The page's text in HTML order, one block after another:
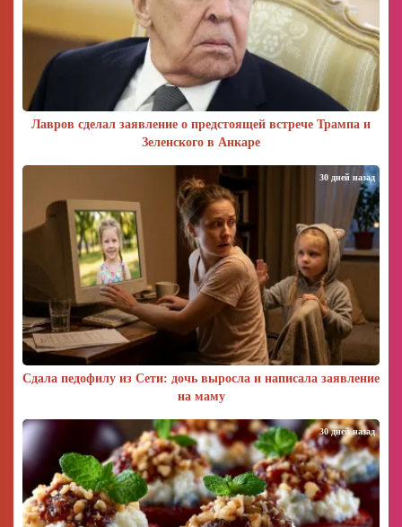
Лавров сделал заявление о предстоящей встрече Трампа и
Зеленского в Анкаре
Сдала педофилу из Сети: дочь выросла и написала заявление
на маму
30 дней назад
30 дней назад